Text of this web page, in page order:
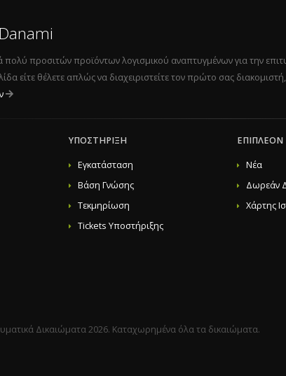
προσιτών προϊόντων λογισμικού αναπτυγμένων για την
είτε θέλετε απλώς να διαχειριστείτε τον πρώτο σας
ΥΠΟΣΤΉΡΙΞΗ
Εγκατάσταση
Βάση Γνώσης
Τεκμηρίωση
Tickets Υποστήριξης
ΕΠΙΠΛΈΟΝ
Νέα
Δωρεάν
Χάρτης
Δικαιώματα 2026. Καταχωρημένα όλα τα δικαιώματα.